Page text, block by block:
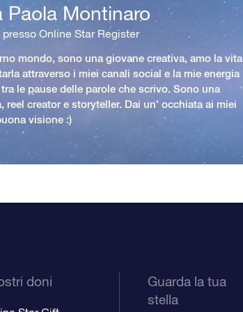
Paola Montinaro
Online Star Register
mondo, sono una giovane creativa, amo la vita
attraverso i miei canali social e la mie energia
le pause delle parole che scrivo. Sono una
reel creator e storyteller. Dai un' occhiata ai miei
visione :)
doni
Guarda la tua
stella